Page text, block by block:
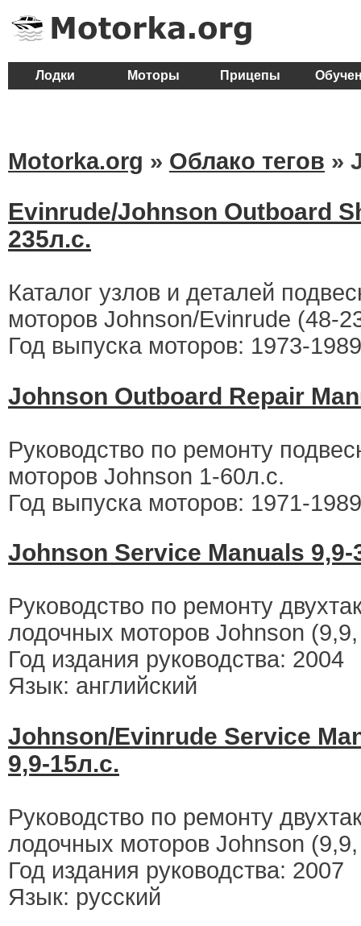
Лодки Моторы Прицепы
Motorka.org » Облако тегов »
Evinrude/Johnson Outboard
235л.с.
Каталог узлов и деталей
моторов Johnson/Evinrude (48-
Год выпуска моторов: 1973-
Johnson Outboard Repair
Руководство по ремонту
моторов Johnson 1-60л.с.
Год выпуска моторов: 1971-1989
Johnson Service Manuals 9,9-
Руководство по ремонту
лодочных моторов Johnson
Год издания руководства: 2004
Язык: английский
Johnson/Evinrude Service
9,9-15л.с.
Руководство по ремонту
лодочных моторов Johnson
Год издания руководства: 2007
Язык: русский